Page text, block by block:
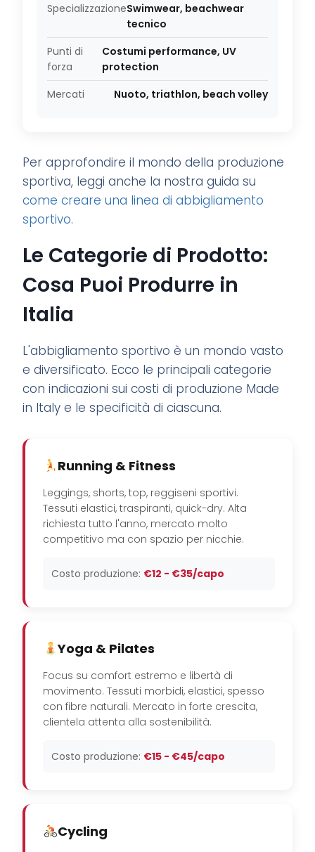
SpecializzazioneSwimwear, beachwear
tecnico
Punti di
forza
Costumi performance, UV
protection
Mercati
Nuoto, triathlon, beach volley
Per approfondire il mondo della produzione
sportiva, leggi anche la nostra guida su
come creare una linea di abbigliamento
sportivo.
Le Categorie di Prodotto:
Cosa Puoi Produrre in
Italia
L'abbigliamento sportivo è un mondo vasto
e diversificato. Ecco le principali categorie
con indicazioni sui costi di produzione Made
in Italy e le specificità di ciascuna.
Running & Fitness
Leggings, shorts, top, reggiseni sportivi.
Tessuti elastici, traspiranti, quick-dry. Alta
richiesta tutto l'anno, mercato molto
competitivo ma con spazio per nicchie.
Costo produzione: €12 - €35/capo
Yoga & Pilates
Focus su comfort estremo e libertà di
movimento. Tessuti morbidi, elastici, spesso
con fibre naturali. Mercato in forte crescita,
clientela attenta alla sostenibilità.
Costo produzione: €15 - €45/capo
Cycling